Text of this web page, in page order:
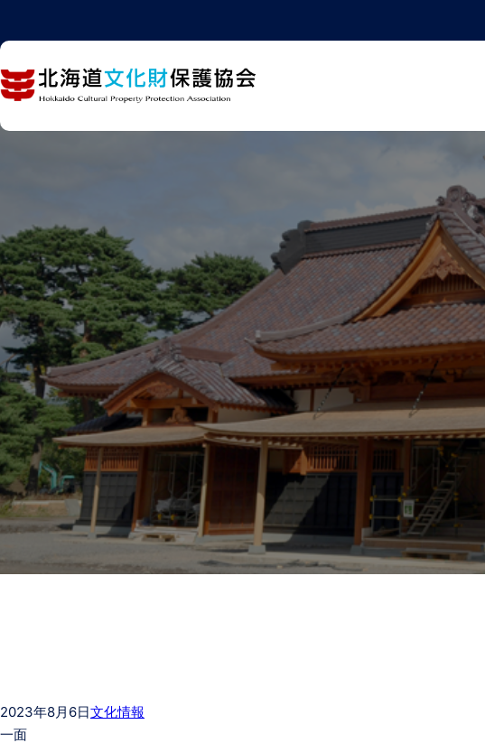
ス
キ
ッ
2023年8月6日文化情報
一面